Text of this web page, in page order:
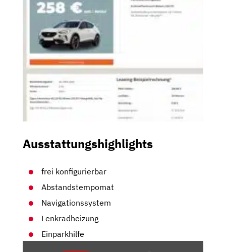
Ausstattungshighlights
frei konfigurierbar
Abstandstempomat
Navigationssystem
Lenkradheizung
Einparkhilfe